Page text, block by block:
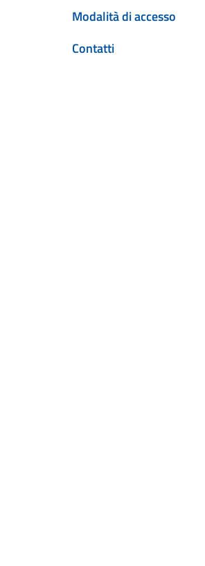
Modalità di accesso
Contatti